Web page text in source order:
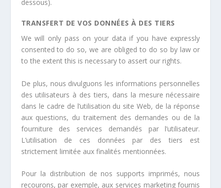
dessous).
TRANSFERT DE VOS DONNÉES À DES TIERS
We will only pass on your data if you have expressly
consented to do so, we are obliged to do so by law or
to the extent this is necessary to assert our rights.
De plus, nous divulguons les informations personnelles
des utilisateurs à des tiers, dans la mesure nécessaire
dans le cadre de l’utilisation du site Web, de la réponse
aux questions, du traitement des demandes ou de la
fourniture des services demandés par l’utilisateur.
L’utilisation de ces données par des tiers est
strictement limitée aux finalités mentionnées.
Pour la distribution de nos supports imprimés, nous
recourons, par exemple, aux services marketing fournis